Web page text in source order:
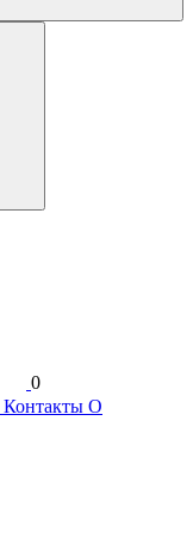
0
Контакты О